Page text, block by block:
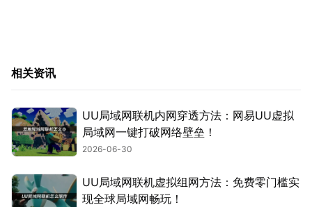
相关资讯
UU局域网联机内网穿透方法：网易UU虚拟
局域网一键打破网络壁垒！
2026-06-30
UU局域网联机虚拟组网方法：免费零门槛实
现全球局域网畅玩！